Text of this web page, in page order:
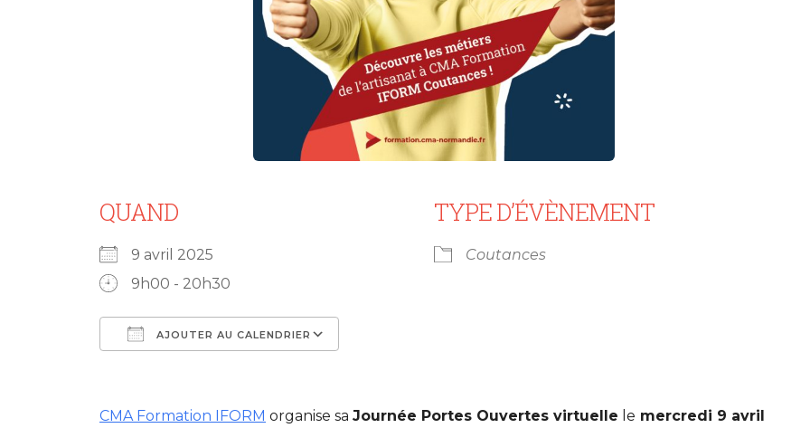
QUAND
9 avril 2025
9h00 - 20h30
AJOUTER AU CALENDRIER
TYPE D’ÉVÈNEMENT
Coutances
CMA Formation IFORM organise sa Journée Portes Ouvertes virtuelle le mercredi 9 avril